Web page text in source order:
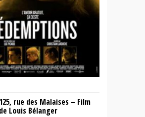
125, rue des Malaises – Film
de Louis Bélanger